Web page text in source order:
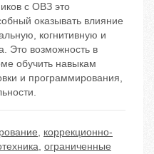
с ОВЗ это
оказывать влияние
когнитивную и
Это возможность в
обучить навыкам
и программирования,
, коррекционно-
, ограниченные